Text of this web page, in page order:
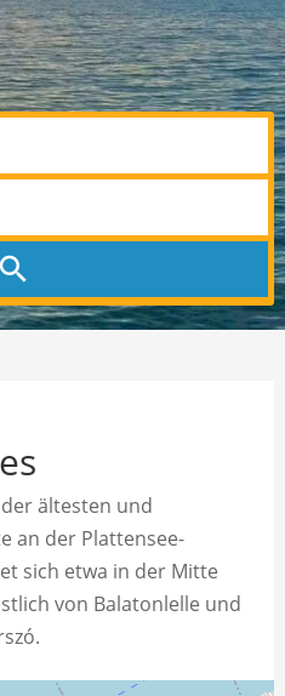
ältesten und
an der Plattensee-
sich etwa in der Mitte
von Balatonlelle und